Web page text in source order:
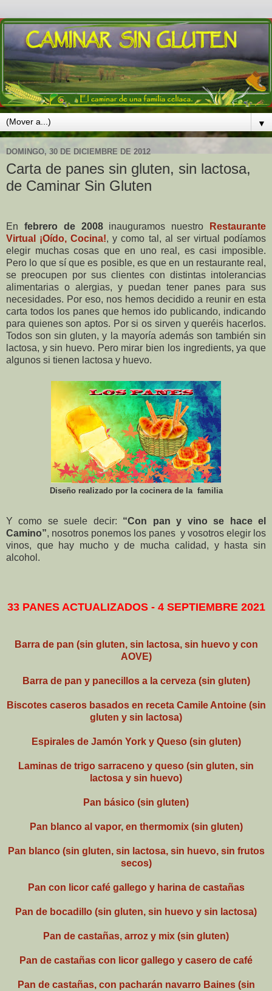
▼
DOMINGO, 30 DE DICIEMBRE DE 2012
Carta de panes sin gluten, sin lactosa,
de Caminar Sin Gluten
En febrero de 2008inauguramos nuestro Restaurante
Virtual ¡Oído, Cocina!, y como tal, al ser virtual podíamos
elegir muchas cosas que en uno real, es casi imposible.
Pero lo que sí que es posible, es que en un restaurante real,
se preocupen por sus clientes con distintas intolerancias
alimentarias o alergias, y puedan tener panes para sus
necesidades. Por eso, nos hemos decidido a reunir en esta
carta todos los panes que hemos ido publicando, indicando
para quienes son aptos. Por si os sirven y queréis hacerlos.
Todos son sin gluten, y la mayoría además son también sin
lactosa, y sin huevo. Pero mirar bien los ingredients, ya que
algunos si tienen lactosa y huevo.
Diseño realizado por la cocinera de la familia
Y como se suele decir: “Con pan y vino se hace el
Camino”, nosotros ponemos los panes y vosotros elegir los
vinos, que hay mucho y de mucha calidad, y hasta sin
alcohol.
33 PANES ACTUALIZADOS - 4 SEPTIEMBRE 2021
Barra de pan (sin gluten, sin lactosa, sin huevo y con
AOVE)
Barra de pan y panecillos a la cerveza (sin gluten)
Biscotes caseros basados en receta Camile Antoine (sin
gluten y sin lactosa)
Espirales de Jamón York y Queso (sin gluten)
Laminas de trigo sarraceno y queso (sin gluten, sin
lactosa y sin huevo)
Pan básico (sin gluten)
Pan blanco al vapor, en thermomix (sin gluten)
Pan blanco (sin gluten, sin lactosa, sin huevo, sin frutos
secos)
Pan con licor café gallego y harina de castañas
Pan de bocadillo (sin gluten, sin huevo y sin lactosa)
Pan de castañas, arroz y mix (sin gluten)
Pan de castañas con licor gallego y casero de café
Pan de castañas, con pacharán navarro Baines (sin